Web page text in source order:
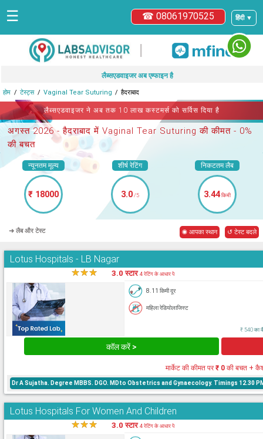
हिंदी ▼
☎ 08061970525
☰
|
लैब्सएडवाइजर अब एम्फाइन है
होम टेस्ट्स Vaginal Tear Suturing हैदराबाद
लैब्सएडवाइजर ने अब तक 10 लाख कस्टमर्स को सर्विस दिया है
अगस्त 2026 -हैदराबाद में Vaginal Tear Suturing की कीमत - 0%
की बचत
न्यूनतम मूल्य
₹ 18000
शीर्ष रेटिंग
3.0/5
निकटतम लैब
3.44किमी
➜ लैब और टेस्ट ◉ आपका स्थान ↺ टेस्ट बदले
Lotus Hospitals - LB Nagar
★★★ 3.0 स्टार4 रेटिंग के आधार पे
8.11 किमी दूर
महिला रेडियोलाजिस्ट
₹ 540 का
कॉल करें >
मार्केट की कीमत पर₹ 0 की बचत +
Dr A Sujatha. Degree MBBS. DGO. MDto Obstetrics and Gynaecology. Timings 12.30
Lotus Hospitals For Women And Children
★★★ 3.0 स्टार4 रेटिंग के आधार पे